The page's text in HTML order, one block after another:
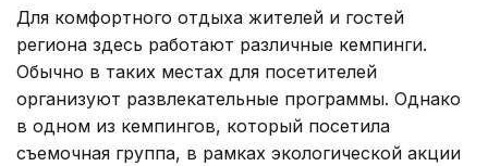
Для комфортного отдыха жителей и гостей
региона здесь работают различные кемпинги.
Обычно в таких местах для посетителей
организуют развлекательные программы. Однако
в одном из кемпингов, который посетила
съемочная группа, в рамках экологической акции